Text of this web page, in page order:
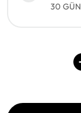
30 GÜN